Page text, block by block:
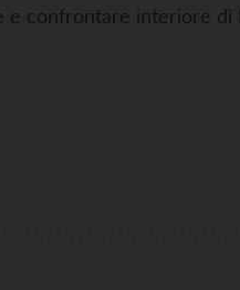
e confrontare interiore